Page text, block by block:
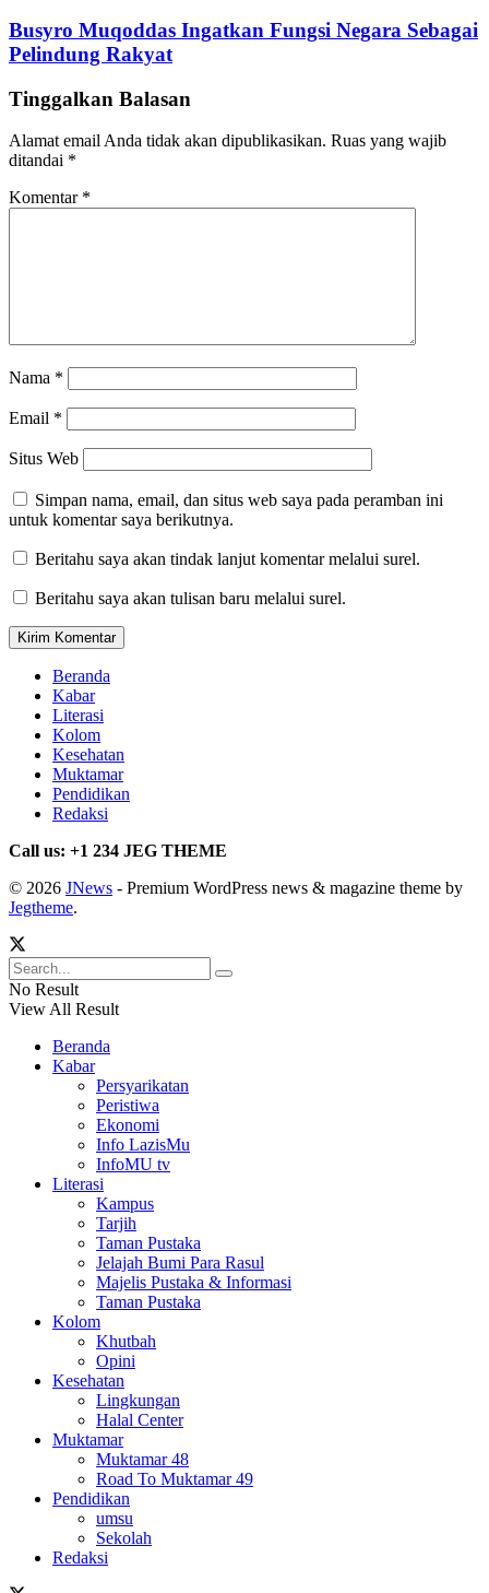
Busyro Muqoddas Ingatkan Fungsi Negara Sebagai
Pelindung Rakyat
Tinggalkan Balasan
Alamat email Anda tidak akan dipublikasikan. Ruas yang wajib
ditandai *
Komentar *
Nama *
Email *
Situs Web
Simpan nama, email, dan situs web saya pada peramban ini
untuk komentar saya berikutnya.
Beritahu saya akan tindak lanjut komentar melalui surel.
Beritahu saya akan tulisan baru melalui surel.
Beranda
Kabar
Literasi
Kolom
Kesehatan
Muktamar
Pendidikan
Redaksi
Call us: +1 234 JEG THEME
© 2026 JNews - Premium WordPress news & magazine theme by
Jegtheme.
No Result
View All Result
Beranda
Kabar
Persyarikatan
Peristiwa
Ekonomi
Info LazisMu
InfoMU tv
Literasi
Kampus
Tarjih
Taman Pustaka
Jelajah Bumi Para Rasul
Majelis Pustaka & Informasi
Taman Pustaka
Kolom
Khutbah
Opini
Kesehatan
Lingkungan
Halal Center
Muktamar
Muktamar 48
Road To Muktamar 49
Pendidikan
umsu
Sekolah
Redaksi